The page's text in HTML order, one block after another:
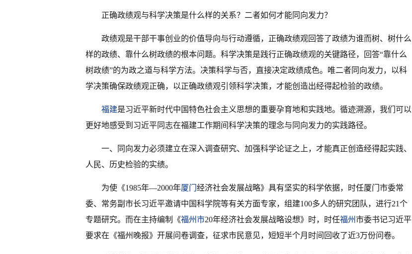
正确政绩观与科学决策是什么样的关系？二者如何才能同向发力？
政绩观是干部干事创业的价值导向与行动遵循，正确政绩观回答了政绩为谁而树、树什么
样的政绩、靠什么树政绩的根本问题。科学决策是践行正确政绩观的关键路径，回答“靠什么
树政绩”的为政之道与科学方法。决策科学与否，直接决定政绩成色。唯二者同向发力，以科
学决策确保政绩观正确，以正确政绩观引领科学决策，才能创造出经得起检验的政绩。
福建是习近平新时代中国特色社会主义思想的重要孕育地和实践地。循迹溯源，我们可以
更好地感受到习近平同志在福建工作期间科学决策的理念与同向发力的实践路径。
一、同向发力必须建立在深入调查研究、加强科学论证之上，才能真正创造经得起实践、
人民、历史检验的实绩。
为使《1985年—2000年厦门 经济社会发展战略》具有坚实的科学依据，时任厦门市委常
委、常务副市长习近平邀请中国科学院等有关方面专家，组建100多人的研究团队，进行21个
专题研究。而在主持编制《福州市20年经济社会发展战略设想》时，时任福州市委书记习近平
要求在《福州晚报》开展问卷调查，征求市民意见，短短半个月时间回收了近3万份问卷。